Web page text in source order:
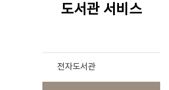
도서관 서비스
전자도서관